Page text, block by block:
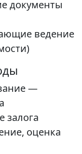
документы
ведение
—
залога
оценка